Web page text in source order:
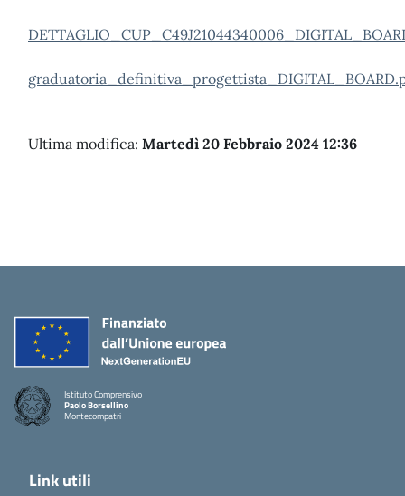
Ultima modifica: Martedì 20 Febbraio 2024 12:36
Istituto Comprensivo
Paolo Borsellino
Montecompatri
Link utili